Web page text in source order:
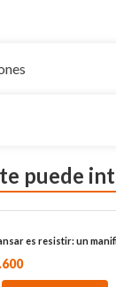
puede
es resistir: un
600